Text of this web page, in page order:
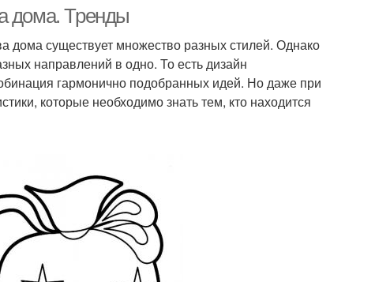
дома. Тренды
дома существует множество разных стилей. Однако
направлений в одно. То есть дизайн
гармонично подобранных идей. Но даже при
которые необходимо знать тем, кто находится